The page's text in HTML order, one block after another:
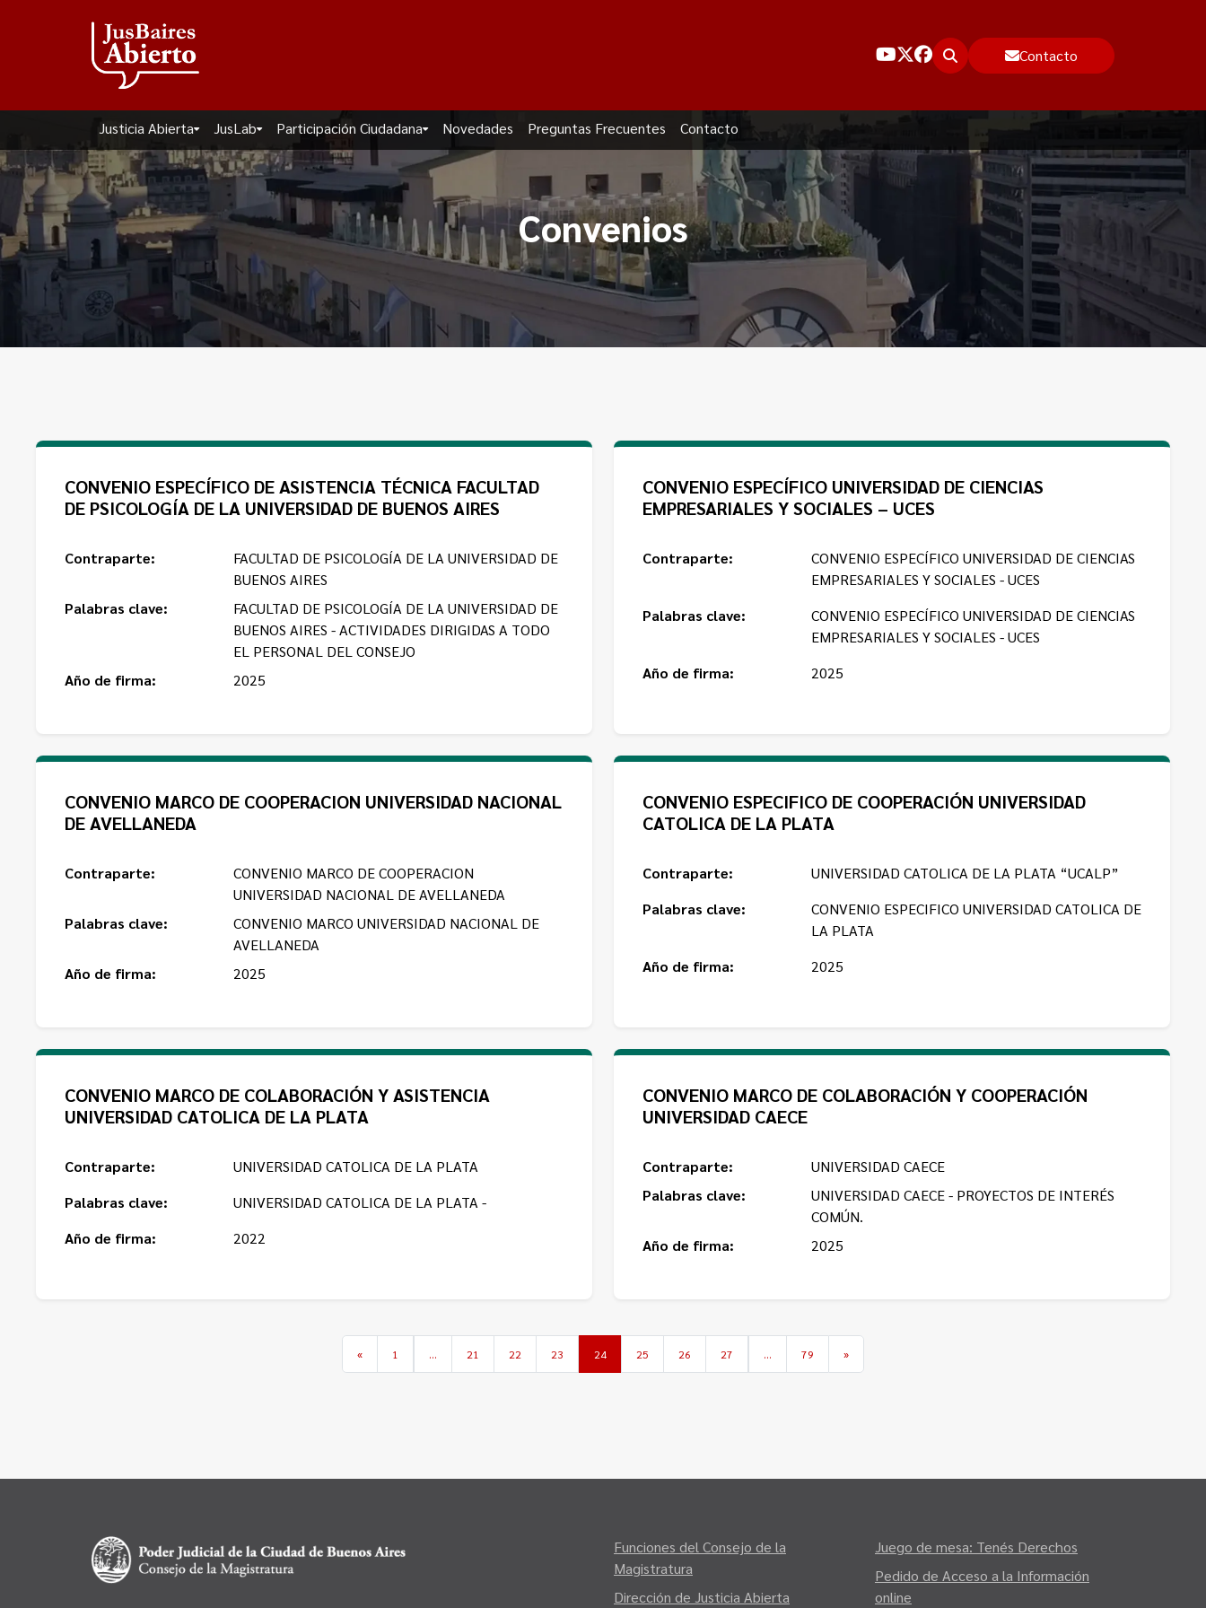
Contacto
Justicia Abierta JusLab Participación Ciudadana Novedades Preguntas Frecuentes Contacto
Convenios
CONVENIO ESPECÍFICO DE ASISTENCIA TÉCNICA FACULTAD
DE PSICOLOGÍA DE LA UNIVERSIDAD DE BUENOS AIRES
Contraparte:
FACULTAD DE PSICOLOGÍA DE LA UNIVERSIDAD DE
BUENOS AIRES
Palabras clave:
FACULTAD DE PSICOLOGÍA DE LA UNIVERSIDAD DE
BUENOS AIRES - ACTIVIDADES DIRIGIDAS A TODO
EL PERSONAL DEL CONSEJO
Año de firma:
2025
CONVENIO ESPECÍFICO UNIVERSIDAD DE CIENCIAS
EMPRESARIALES Y SOCIALES – UCES
Contraparte:
CONVENIO ESPECÍFICO UNIVERSIDAD DE CIENCIAS
EMPRESARIALES Y SOCIALES - UCES
Palabras clave:
CONVENIO ESPECÍFICO UNIVERSIDAD DE CIENCIAS
EMPRESARIALES Y SOCIALES - UCES
Año de firma:
2025
CONVENIO MARCO DE COOPERACION UNIVERSIDAD NACIONAL
DE AVELLANEDA
Contraparte:
CONVENIO MARCO DE COOPERACION
UNIVERSIDAD NACIONAL DE AVELLANEDA
Palabras clave:
CONVENIO MARCO UNIVERSIDAD NACIONAL DE
AVELLANEDA
Año de firma:
2025
CONVENIO ESPECIFICO DE COOPERACIÓN UNIVERSIDAD
CATOLICA DE LA PLATA
Contraparte:
UNIVERSIDAD CATOLICA DE LA PLATA “UCALP”
Palabras clave:
CONVENIO ESPECIFICO UNIVERSIDAD CATOLICA DE
LA PLATA
Año de firma:
2025
CONVENIO MARCO DE COLABORACIÓN Y ASISTENCIA
UNIVERSIDAD CATOLICA DE LA PLATA
Contraparte:
UNIVERSIDAD CATOLICA DE LA PLATA
Palabras clave:
UNIVERSIDAD CATOLICA DE LA PLATA -
Año de firma:
2022
CONVENIO MARCO DE COLABORACIÓN Y COOPERACIÓN
UNIVERSIDAD CAECE
Contraparte:
UNIVERSIDAD CAECE
Palabras clave:
UNIVERSIDAD CAECE - PROYECTOS DE INTERÉS
COMÚN.
Año de firma:
2025
« 1 … 21 22 23 24 25 26 27 … 79 »
Funciones del Consejo de la
Magistratura
Dirección de Justicia Abierta
Juego de mesa: Tenés Derechos
Pedido de Acceso a la Información
online